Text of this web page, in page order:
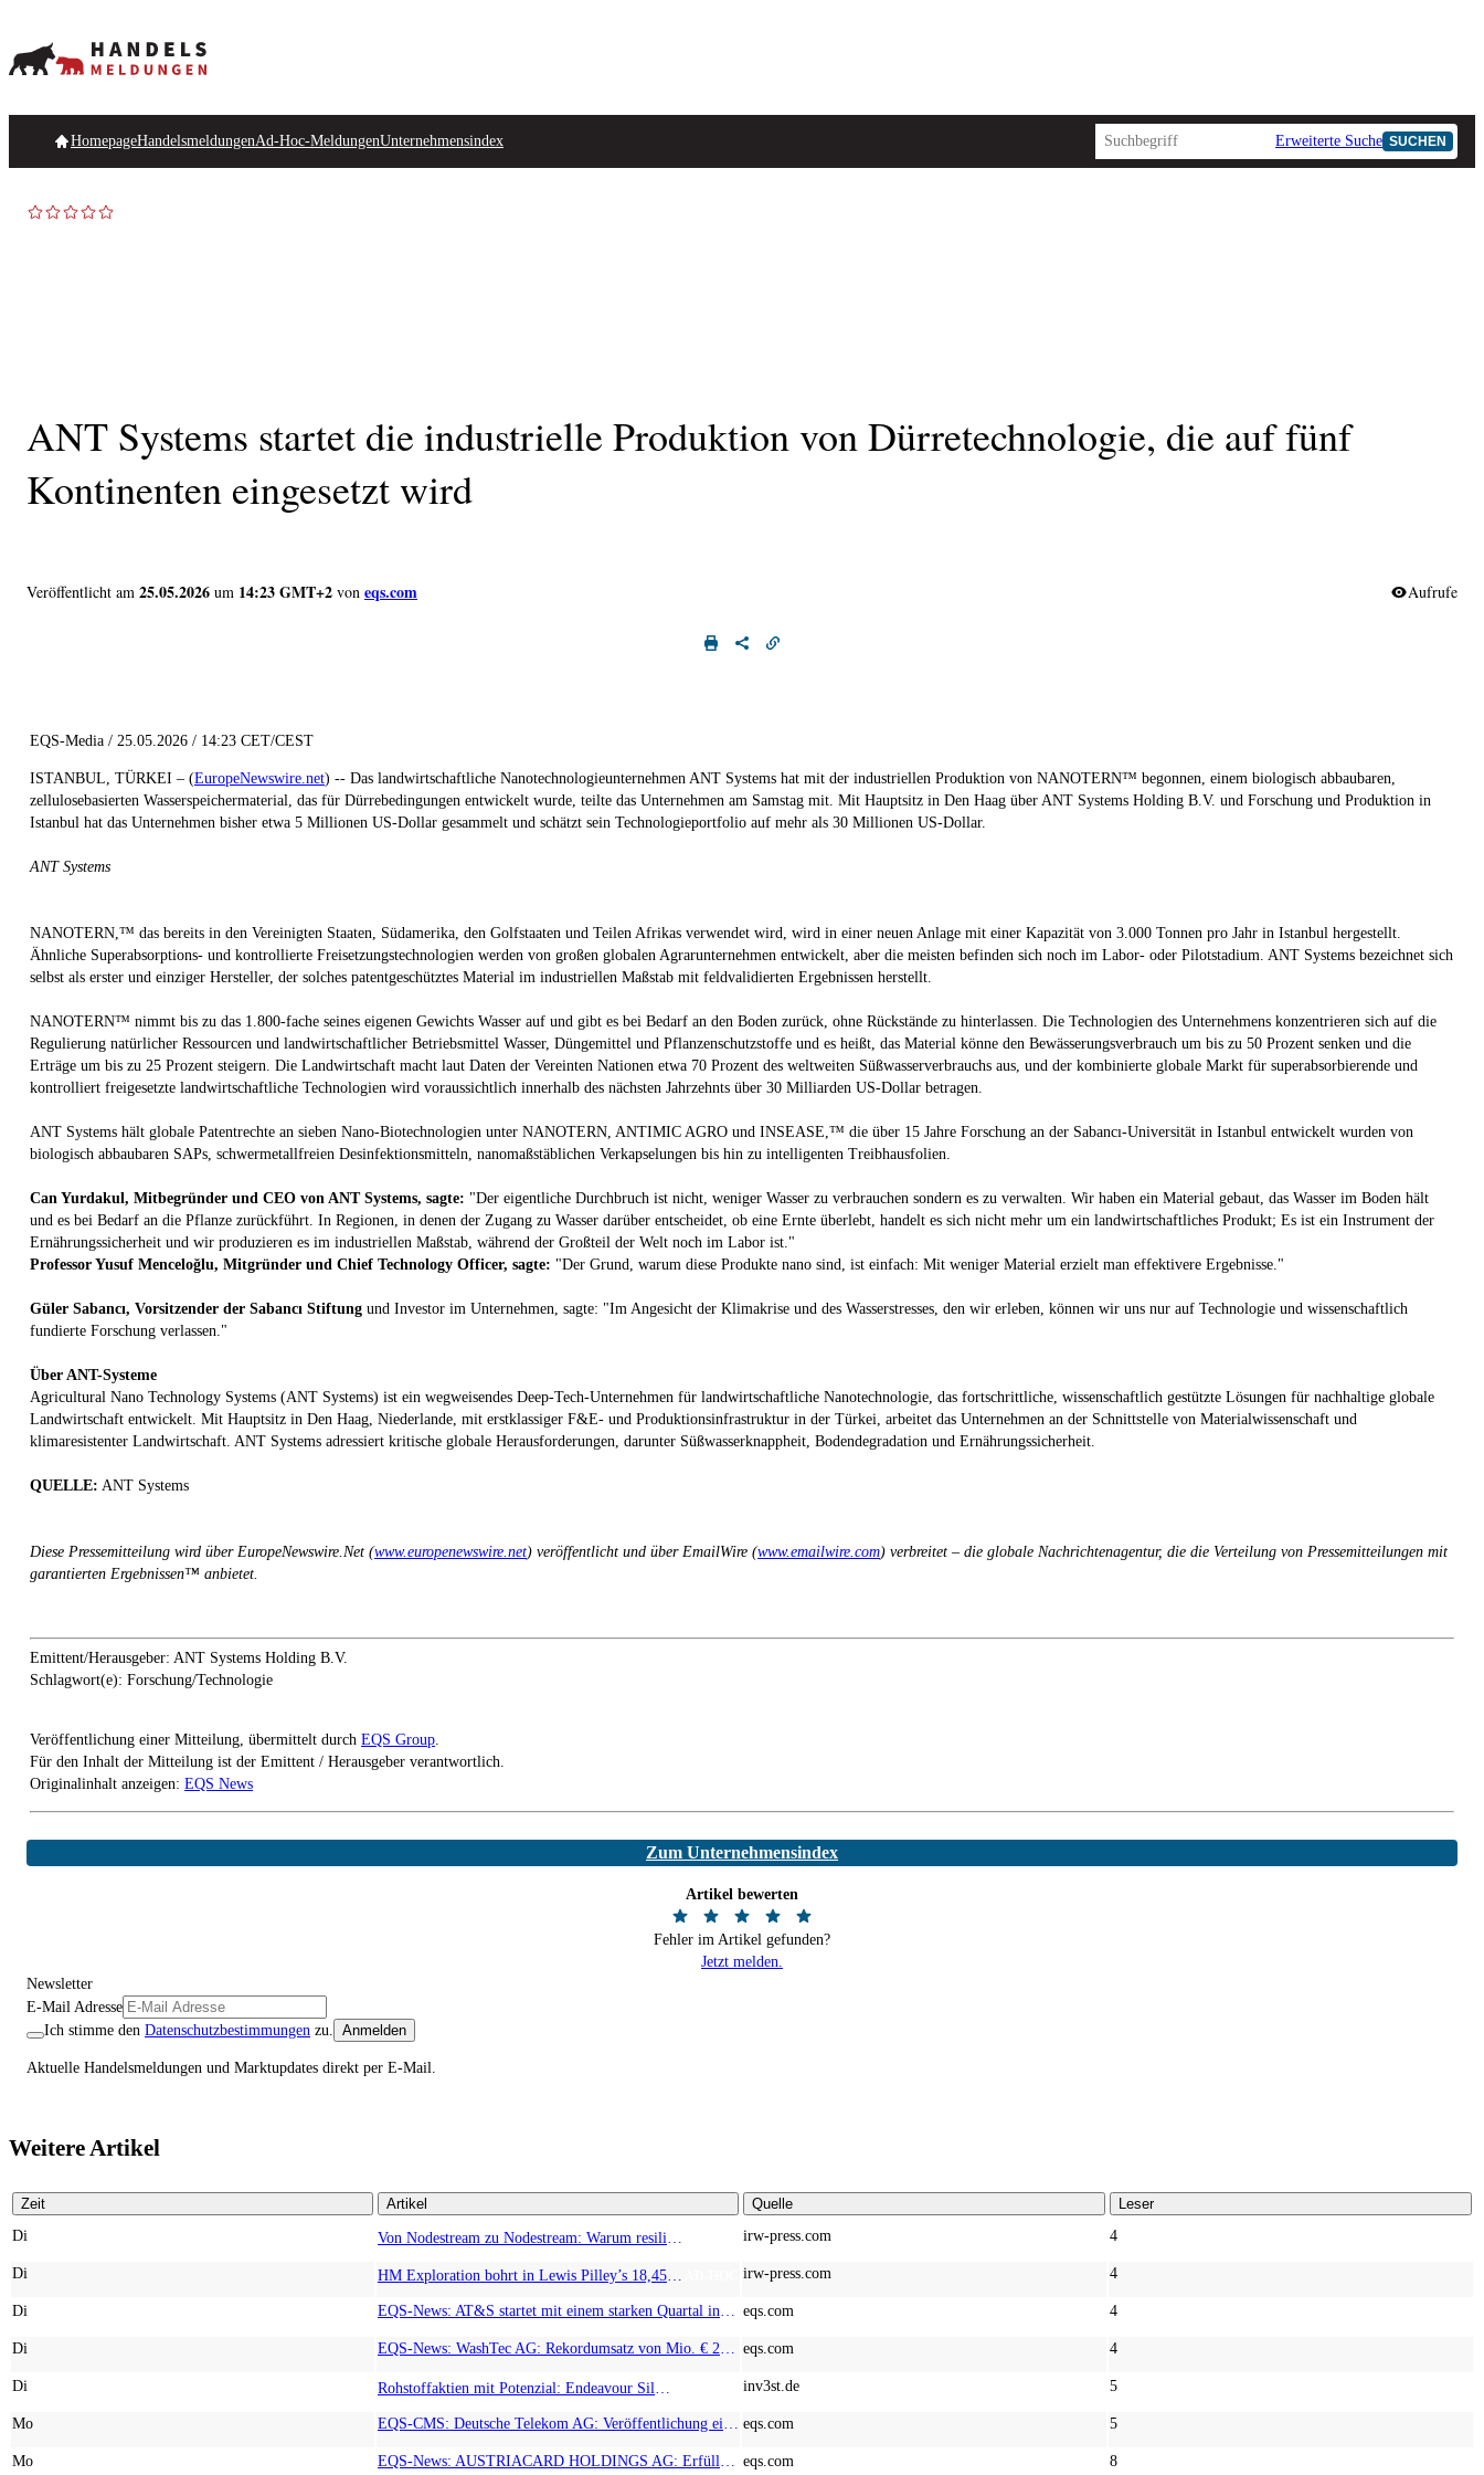
HomepageHandelsmeldungenAd-Hoc-MeldungenUnternehmensindex Erweiterte Suche SUCHEN
ANT Systems startet die industrielle Produktion von Dürretechnologie, die auf fünf
Kontinenten eingesetzt wird
Veröffentlicht am 25.05.2026 um 14:23 GMT+2 von eqs.com Aufrufe
EQS-Media / 25.05.2026 / 14:23 CET/CEST
ISTANBUL, TÜRKEI – (EuropeNewswire.net) -- Das landwirtschaftliche Nanotechnologieunternehmen ANT Systems hat mit der industriellen Produktion von NANOTERN™ begonnen, einem biologisch abbaubaren,
zellulosebasierten Wasserspeichermaterial, das für Dürrebedingungen entwickelt wurde, teilte das Unternehmen am Samstag mit. Mit Hauptsitz in Den Haag über ANT Systems Holding B.V. und Forschung und Produktion in
Istanbul hat das Unternehmen bisher etwa 5 Millionen US-Dollar gesammelt und schätzt sein Technologieportfolio auf mehr als 30 Millionen US-Dollar.
ANT Systems
NANOTERN,™ das bereits in den Vereinigten Staaten, Südamerika, den Golfstaaten und Teilen Afrikas verwendet wird, wird in einer neuen Anlage mit einer Kapazität von 3.000 Tonnen pro Jahr in Istanbul hergestellt.
Ähnliche Superabsorptions- und kontrollierte Freisetzungstechnologien werden von großen globalen Agrarunternehmen entwickelt, aber die meisten befinden sich noch im Labor- oder Pilotstadium. ANT Systems bezeichnet sich
selbst als erster und einziger Hersteller, der solches patentgeschütztes Material im industriellen Maßstab mit feldvalidierten Ergebnissen herstellt.
NANOTERN™ nimmt bis zu das 1.800-fache seines eigenen Gewichts Wasser auf und gibt es bei Bedarf an den Boden zurück, ohne Rückstände zu hinterlassen. Die Technologien des Unternehmens konzentrieren sich auf die
Regulierung natürlicher Ressourcen und landwirtschaftlicher Betriebsmittel Wasser, Düngemittel und Pflanzenschutzstoffe und es heißt, das Material könne den Bewässerungsverbrauch um bis zu 50 Prozent senken und die
Erträge um bis zu 25 Prozent steigern. Die Landwirtschaft macht laut Daten der Vereinten Nationen etwa 70 Prozent des weltweiten Süßwasserverbrauchs aus, und der kombinierte globale Markt für superabsorbierende und
kontrolliert freigesetzte landwirtschaftliche Technologien wird voraussichtlich innerhalb des nächsten Jahrzehnts über 30 Milliarden US-Dollar betragen.
ANT Systems hält globale Patentrechte an sieben Nano-Biotechnologien unter NANOTERN, ANTIMIC AGRO und INSEASE,™ die über 15 Jahre Forschung an der Sabancı-Universität in Istanbul entwickelt wurden von
biologisch abbaubaren SAPs, schwermetallfreien Desinfektionsmitteln, nanomaßstäblichen Verkapselungen bis hin zu intelligenten Treibhausfolien.
Can Yurdakul, Mitbegründer und CEO von ANT Systems, sagte: "Der eigentliche Durchbruch ist nicht, weniger Wasser zu verbrauchen sondern es zu verwalten. Wir haben ein Material gebaut, das Wasser im Boden hält
und es bei Bedarf an die Pflanze zurückführt. In Regionen, in denen der Zugang zu Wasser darüber entscheidet, ob eine Ernte überlebt, handelt es sich nicht mehr um ein landwirtschaftliches Produkt; Es ist ein Instrument der
Ernährungssicherheit und wir produzieren es im industriellen Maßstab, während der Großteil der Welt noch im Labor ist."
Professor Yusuf Menceloğlu, Mitgründer und Chief Technology Officer, sagte: "Der Grund, warum diese Produkte nano sind, ist einfach: Mit weniger Material erzielt man effektivere Ergebnisse."
Güler Sabancı, Vorsitzender der Sabancı Stiftung und Investor im Unternehmen, sagte: "Im Angesicht der Klimakrise und des Wasserstresses, den wir erleben, können wir uns nur auf Technologie und wissenschaftlich
fundierte Forschung verlassen."
Über ANT-Systeme
Agricultural Nano Technology Systems (ANT Systems) ist ein wegweisendes Deep-Tech-Unternehmen für landwirtschaftliche Nanotechnologie, das fortschrittliche, wissenschaftlich gestützte Lösungen für nachhaltige globale
Landwirtschaft entwickelt. Mit Hauptsitz in Den Haag, Niederlande, mit erstklassiger F&E- und Produktionsinfrastruktur in der Türkei, arbeitet das Unternehmen an der Schnittstelle von Materialwissenschaft und
klimaresistenter Landwirtschaft. ANT Systems adressiert kritische globale Herausforderungen, darunter Süßwasserknappheit, Bodendegradation und Ernährungssicherheit.
QUELLE: ANT Systems
Diese Pressemitteilung wird über EuropeNewswire.Net (www.europenewswire.net) veröffentlicht und über EmailWire (www.emailwire.com) verbreitet – die globale Nachrichtenagentur, die die Verteilung von Pressemitteilungen mit
garantierten Ergebnissen™ anbietet.
Emittent/Herausgeber: ANT Systems Holding B.V.
Schlagwort(e): Forschung/Technologie
Veröffentlichung einer Mitteilung, übermittelt durch EQS Group
Für den Inhalt der Mitteilung ist der Emittent / Herausgeber verantwortlich.
Originalinhalt anzeigen: EQS News
Zum Unternehmensindex
Artikel bewerten
Fehler im Artikel gefunden?
Jetzt melden.
Newsletter
E-Mail Adresse
Ich stimme den Datenschutzbestimmungen zu. Anmelden
Aktuelle Handelsmeldungen und Marktupdates direkt per E-Mail.
Weitere Artikel
Zeit Artikel Quelle
Leser
Di
irw-press.com 4
Di irw-press.com 4
Di eqs.com 4
Di eqs.com 4
Di inv3st.de 5
Mo eqs.com 5
Mo eqs.com 8